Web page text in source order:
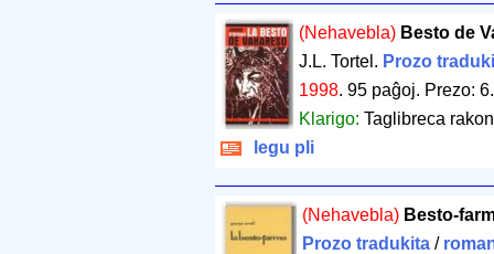
(Nehavebla) Besto de
J.L. Tortel. Prozo
1998.95 paĝoj. Prezo:
Klarigo:Taglibreca
legu pli
(Nehavebla) Besto-
Prozo tradukita /